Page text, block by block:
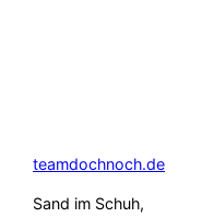
teamdochnoch.de
Sand im Schuh,